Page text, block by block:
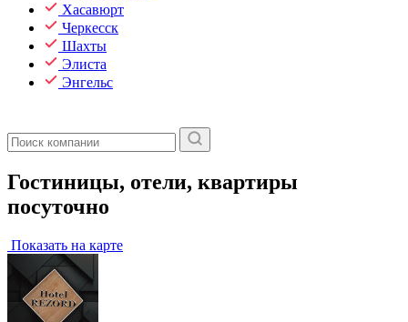
Хасавюрт
Черкесск
Шахты
Элиста
Энгельс
Гостиницы, отели, квартиры
посуточно
Показать на карте